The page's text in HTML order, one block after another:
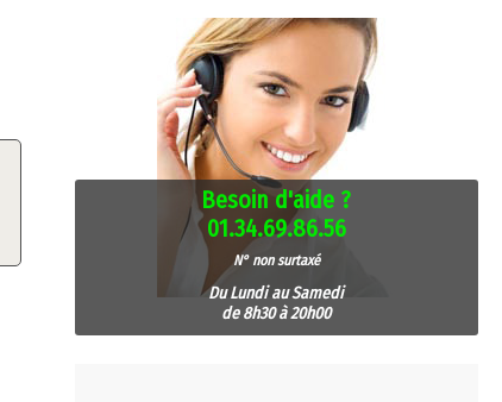
Besoin d'aide ?
01.34.69.86.56
N° non surtaxé
Du Lundi au Samedi
de 8h30 à 20h00